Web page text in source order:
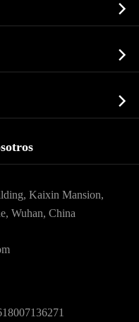



Kaixin Mansion,
Wuhan, China